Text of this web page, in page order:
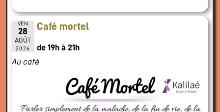
VEN
28
AOÛT
2026
Café mortel
de 19h à 21h
Au café